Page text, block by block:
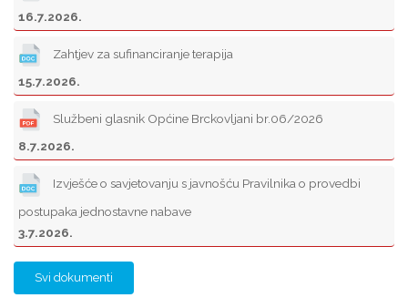
16.7.2026.
Zahtjev za sufinanciranje terapija
15.7.2026.
Službeni glasnik Općine Brckovljani br.06/2026
8.7.2026.
Izvješće o savjetovanju s javnošću Pravilnika o provedbi
postupaka jednostavne nabave
3.7.2026.
Svi dokumenti